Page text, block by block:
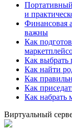
и
Финансовая
важны
Как
Как выбрать
Как найти
Как
Как
Как набрать
Виртуальный